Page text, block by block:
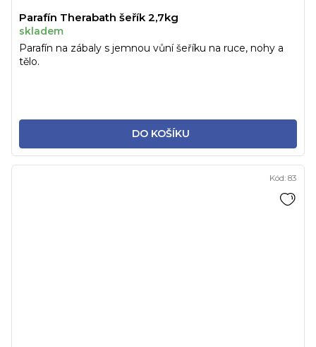
Parafín Therabath šeřík 2,7kg
skladem
DO KOŠÍKU
Parafín na zábaly s jemnou vůní šeříku na ruce, nohy a
tělo.
Kód: 83